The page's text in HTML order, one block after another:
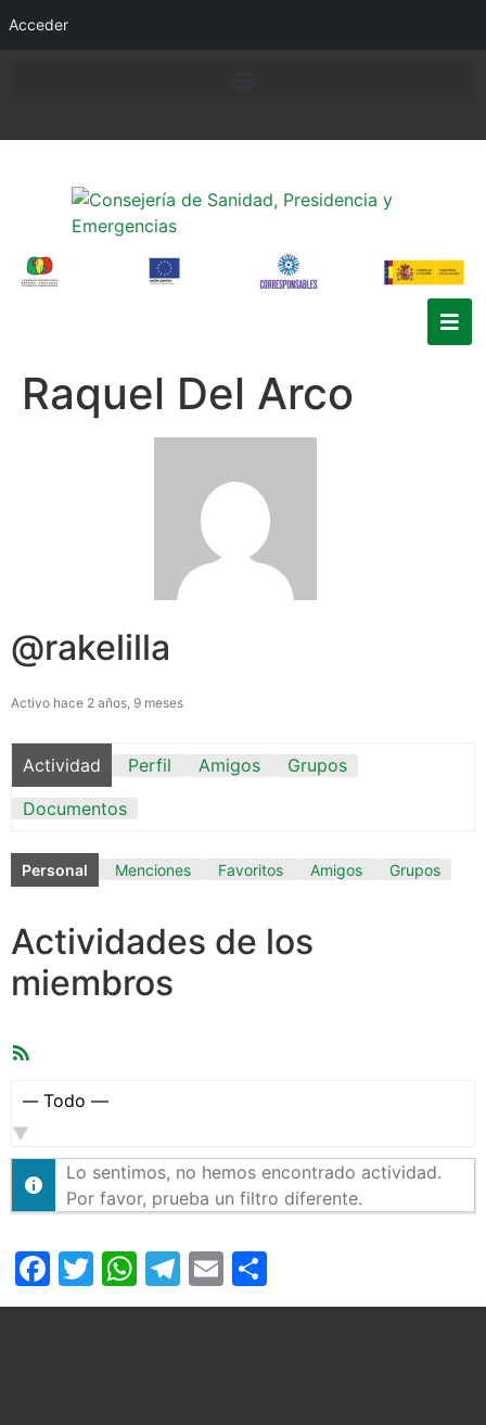
Acceder
Raquel Del Arco
@rakelilla
Activo hace 2 años, 9 meses
Actividad Perfil Amigos
Grupos
Documentos
Personal Menciones Favoritos Amigos Grupos
Actividades de los
miembros
Mostrar:
Lo sentimos, no hemos encontrado actividad.
Por favor, prueba un filtro diferente.
Facebook
Twitter
WhatsApp
Telegram
Email